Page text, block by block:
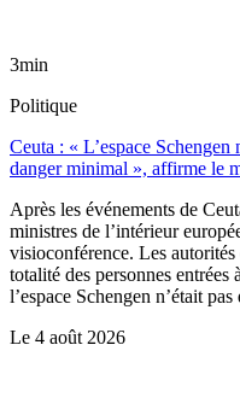
3min
Politique
Ceuta : « L’espace Schengen
danger minimal », affirme le
Après les événements de
ministres de l’intérieur
visioconférence. Les autorités
totalité des personnes
l’espace Schengen n’était pas
Le 4 août 2026